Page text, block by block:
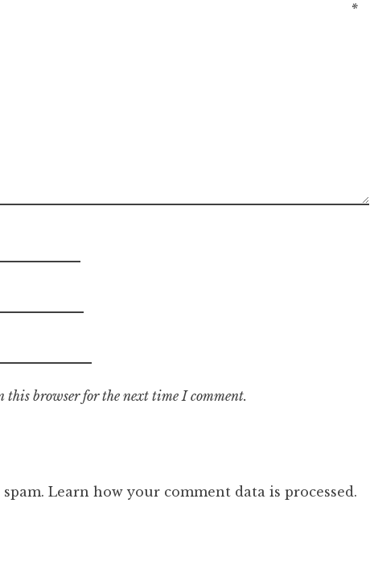
*
this browser for the next time I comment.
Learn how your comment data is processed.